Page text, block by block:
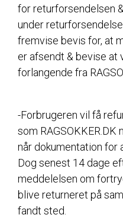
for returforsendelsen
under
fremvise bevis for, at
er afsendt & bevise at
forlangende fra
-Forbrugeren vil få
som
når dokumentation for
Dog senest 14 dage
meddelelsen om
blive returneret på
fandt sted.